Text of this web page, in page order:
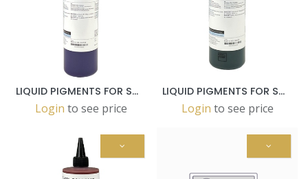
LIQUID PIGMENTS FOR SOLIDRO GLICINE 500GR
Login to see price
LIQUID PIGMENTS FOR SOLIDRO BOSCO 500GR
Login to see price